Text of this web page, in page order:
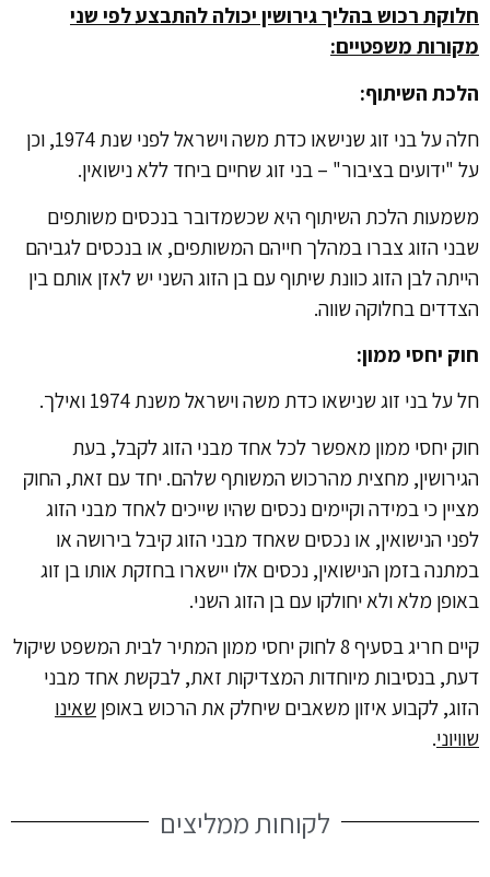
חלוקת רכוש בהליך גירושין יכולה להתבצע לפי שני
מקורות משפטיים:
הלכת השיתוף:
חלה על בני זוג שנישאו כדת משה וישראל לפני שנת 1974, וכן
על "ידועים בציבור" – בני זוג שחיים ביחד ללא נישואין.
משמעות הלכת השיתוף היא שכשמדובר בנכסים משותפים
שבני הזוג צברו במהלך חייהם המשותפים, או בנכסים לגביהם
הייתה לבן הזוג כוונת שיתוף עם בן הזוג השני יש לאזן אותם בין
הצדדים בחלוקה שווה.
חוק יחסי ממון:
חל על בני זוג שנישאו כדת משה וישראל משנת 1974 ואילך.
חוק יחסי ממון מאפשר לכל אחד מבני הזוג לקבל, בעת
הגירושין, מחצית מהרכוש המשותף שלהם. יחד עם זאת, החוק
מציין כי במידה וקיימים נכסים שהיו שייכים לאחד מבני הזוג
לפני הנישואין, או נכסים שאחד מבני הזוג קיבל בירושה או
במתנה בזמן הנישואין, נכסים אלו יישארו בחזקת אותו בן זוג
באופן מלא ולא יחולקו עם בן הזוג השני.
קיים חריג בסעיף 8 לחוק יחסי ממון המתיר לבית המשפט שיקול
דעת, בנסיבות מיוחדות המצדיקות זאת, לבקשת אחד מבני
הזוג, לקבוע איזון משאבים שיחלק את הרכוש באופןשאינו
שוויוני.
לקוחות ממליצים